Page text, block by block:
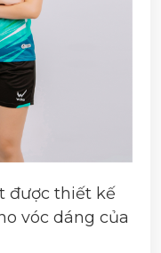
được thiết kế
vóc dáng của